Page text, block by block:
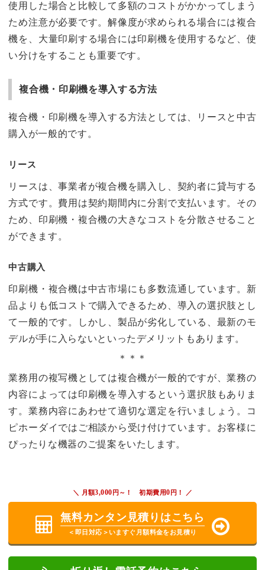
使用した場合と比較して多額のコストがかかってしまう
ため注意が必要です。解像度が求められる場合には複合
機を、大量印刷する場合には印刷機を使用するなど、使
い分けをすることも重要です。
複合機・印刷機を導入する方法
複合機・印刷機を導入する方法としては、リースと中古
購入が一般的です。
リース
リースは、事業者が複合機を購入し、契約者に貸与する
方式です。費用は契約期間内に分割で支払います。その
ため、印刷機・複合機の大きなコストを分散させること
ができます。
中古購入
印刷機・複合機は中古市場にも多数流通しています。新
品よりも低コストで購入できるため、導入の選択肢とし
て一般的です。しかし、製品が劣化している、最新のモ
デルが手に入らないといったデメリットもあります。
＊＊＊
業務用の複写機としては複合機が一般的ですが、業務の
内容によっては印刷機を導入するという選択肢もありま
す。業務内容にあわせて適切な選定を行いましょう。コ
ピホーダイではご相談から受け付けています。お客様に
ぴったりな機器のご提案をいたします。
＼ 月額3,000 円～！ 初期費用0 円！ ／
無料カンタン見積り はこちら
＜即日対応＞いますぐ月額料金をお見積り